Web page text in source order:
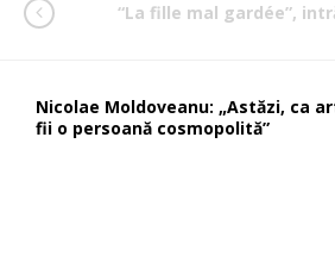
“La fille mal gardée”,
Nicolae Moldoveanu: „Astăzi, ca
fii o persoană cosmopolită”